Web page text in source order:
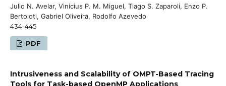
Julio N. Avelar, Vinicius P. M. Miguel, Tiago S. Zaparoli, Enzo P.
Bertoloti, Gabriel Oliveira, Rodolfo Azevedo
434-445
PDF
Intrusiveness and Scalability of OMPT-Based Tracing
Tools for Task-based OpenMP Applications